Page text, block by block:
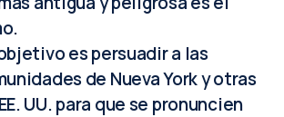
es persuadir a las
de Nueva York y otras
UU. para que se pronuncien